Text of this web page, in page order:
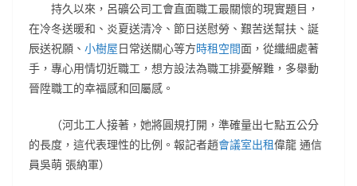
持久以來，呂礦公司工會直面職工最關懷的現實題目，
在冷冬送暖和、炎夏送清冷、節日送慰勞、艱苦送幫扶、誕
辰送祝願、 小樹屋日常送關心等方時租空間面，從纖細處著
手，專心用情切近職工，想方設法為職工排憂解難，多舉動
晉陞職工的幸福感和回屬感。
（河北工人接著，她將圓規打開，準確量出七點五公分
的長度，這代表理性的比例。報記者趙會議室出租偉龍 通信
員吳萌 張納軍）